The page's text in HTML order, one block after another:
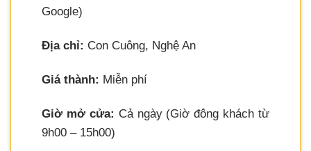
Google)
Địa chỉ: Con Cuông, Nghệ An
Giá thành: Miễn phí
Giờ mở cửa: Cả ngày (Giờ đông khách từ
9h00 – 15h00)